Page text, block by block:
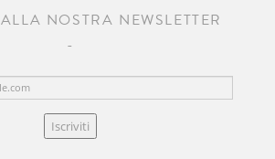
NOSTRA NEWSLETTER
Iscriviti